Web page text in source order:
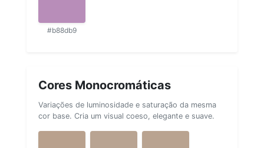
#b88db9
Cores Monocromáticas
Variações de luminosidade e saturação da mesma
cor base. Cria um visual coeso, elegante e suave.